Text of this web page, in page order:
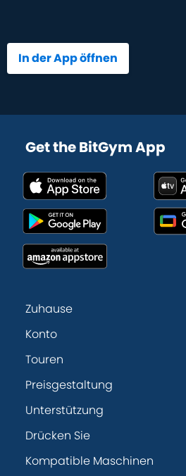
In der App öffnen
Get the BitGym App
Zuhause
Konto
Touren
Preisgestaltung
Unterstützung
Drücken Sie
Kompatible Maschinen